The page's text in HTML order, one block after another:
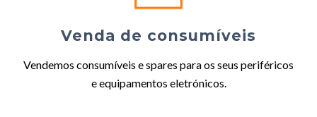
Venda de consumíveis
Vendemos consumíveis e spares para os seus periféricos
e equipamentos eletrónicos.